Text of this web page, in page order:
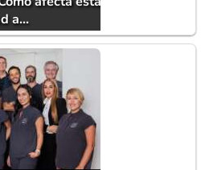
a…